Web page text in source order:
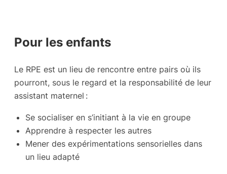
Pour les enfants
Le RPE est un lieu de rencontre entre pairs où ils
pourront, sous le regard et la responsabilité de leur
assistant maternel :
Se socialiser en s’initiant à la vie en groupe
Apprendre à respecter les autres
Mener des expérimentations sensorielles dans
un lieu adapté